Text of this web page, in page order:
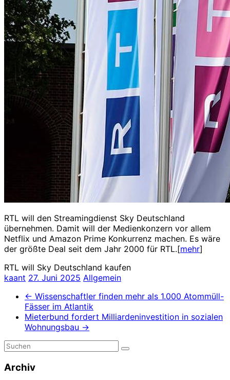
RTL will den Streamingdienst Sky Deutschland
übernehmen. Damit will der Medienkonzern vor allem
Netflix und Amazon Prime Konkurrenz machen. Es wäre
der größte Deal seit dem Jahr 2000 für RTL.[mehr]
RTL will Sky Deutschland kaufen
kaant 27. Juni 2025 Allgemein
← Wissenschaftler finden mehr als 1.000 Atommüll-
Fässer im Atlantik
Mieterbund fordert Milliardeninvestition in sozialen
Wohnungsbau →
Archiv